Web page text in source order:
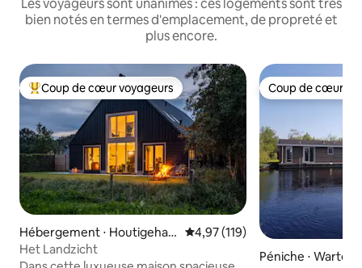
Les voyageurs sont unanimes : ces logements sont très
bien notés en termes d'emplacement, de propreté et
plus encore.
Coups de cœur voyageurs les plus appréciés
Coup de cœur voyageurs
Hébergement ⋅ Houtigehag
e
Évaluation moyenne sur la
4,97 (119)
Het Landzicht
Coup de cœur
Coup de cœur
Péniche ⋅ Warten